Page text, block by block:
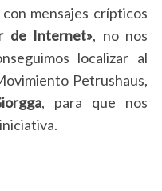
mensajes crípticos
de Internet», no nos
localizar al
Petrushaus,
, para que nos